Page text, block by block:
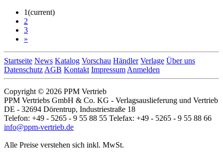
1(current)
2
3
»
Startseite News Katalog Vorschau Händler Verlage Über uns
Datenschutz AGB Kontakt Impressum Anmelden
Copyright © 2026 PPM Vertrieb
PPM Vertriebs GmbH & Co. KG - Verlagsauslieferung und Vertrieb
DE - 32694 Dörentrup, Industriestraße 18
Telefon: +49 - 5265 - 9 55 88 55 Telefax: +49 - 5265 - 9 55 88 66
info@ppm-vertrieb.de
Alle Preise verstehen sich inkl. MwSt.